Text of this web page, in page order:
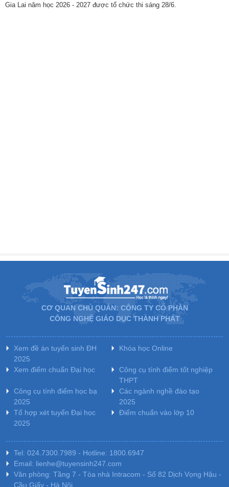
Gia Lai năm học 2026 - 2027 được tổ chức thi sáng 28/6.
CƠ QUAN CHỦ QUẢN: CÔNG TY CỔ PHẦN
CÔNG NGHỆ GIÁO DỤC THÀNH PHÁT
Xem đề án tuyển sinh ĐH
2025
Khóa học Online
Xem điểm chuẩn Đại học
Công cụ tính điểm tốt nghiệp
THPT
Công cụ tính điểm học bạ
2025
Các ngành nghề đào tạo
2025
Tổ hợp xét tuyển Đại học
2025
Điểm chuẩn vào lớp 10
Tel: 024.7300.7989 - Hotline: 1800.6947
Email: lienhe@tuyensinh247.com
Văn phòng: Tầng 7 - Tòa nhà Intracom - Số 82 Dịch Vọng Hậu -
Cầu Giấy - Hà Nội